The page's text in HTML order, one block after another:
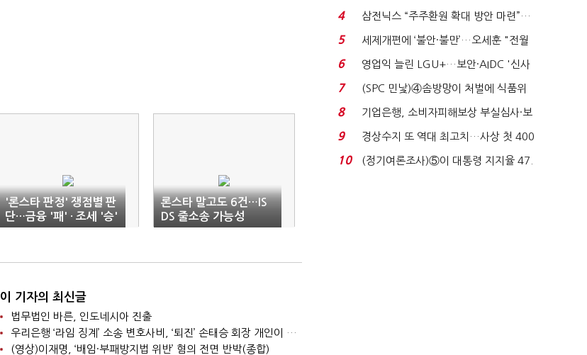
'론스타 판정' 쟁점별 판
단…금융 '패' · 조세 '승'
론스타 말고도 6건…IS
DS 줄소송 가능성
이 기자의 최신글
법무법인 바른, 인도네시아 진출
우리은행 ‘라임 징계’ 소송 변호사비, ‘퇴진’ 손태승 회장 개인이 납부하나
(영상)이재명, ‘배임·부패방지법 위반’ 혐의 전면 반박(종합)
목…9월 ‘폴...
4
삼전닉스 “주주환원 확대 방안 마련”…
로이터에 성명...
5
세제개편에 ‘불안·불만’…오세훈 "전월
세 구하기 더 ...
6
영업익 늘린 LGU+…보안·AIDC '신사
업 드라이브'...
7
(SPC 민낯)④솜방망이 처벌에 식품위
생법 위반 반복...
8
기업은행, 소비자피해보상 부실심사·보
이스피싱 공시 ...
9
경상수지 또 역대 최고치…사상 첫 400
억달러에 '3% 성...
10
(정기여론조사)⑤이 대통령 지지율 47.